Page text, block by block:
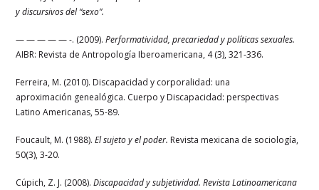
y discursivos del “sexo”.
— — — — — -. (2009).Performatividad, precariedad y políticas sexuales.
AIBR: Revista de Antropología Iberoamericana, 4 (3), 321-336.
Ferreira, M. (2010). Discapacidad y corporalidad: una
aproximación genealógica. Cuerpo y Discapacidad: perspectivas
Latino Americanas, 55-89.
Foucault, M. (1988).El sujeto y el poder. Revista mexicana de sociología,
50(3), 3-20.
Cúpich, Z. J. (2008).Discapacidad y subjetividad. Revista Latinoamericana